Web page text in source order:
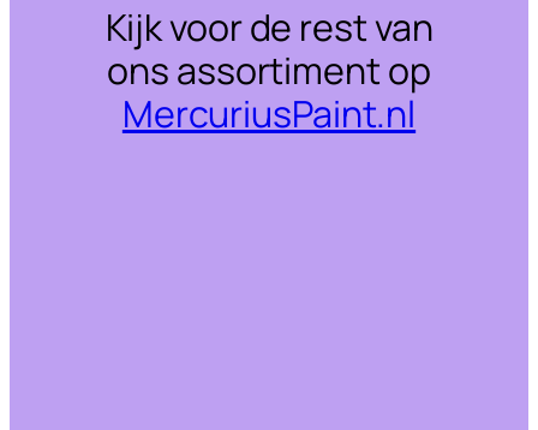
Kijk voor de rest van
ons assortiment op
MercuriusPaint.nl